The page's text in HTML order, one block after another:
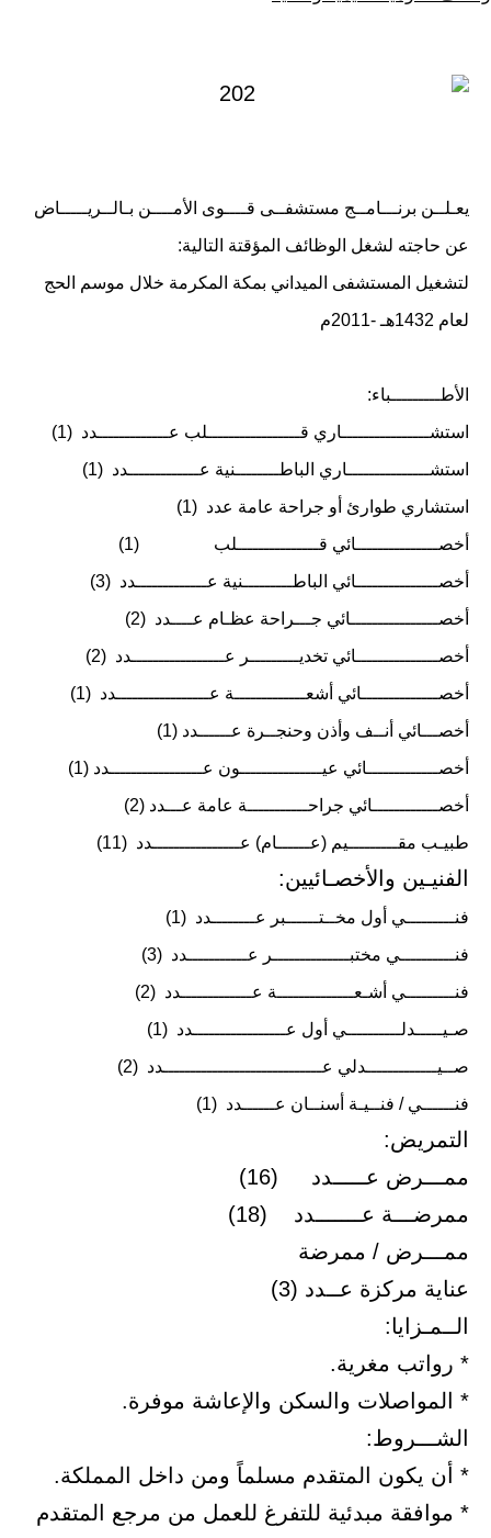
يعـلــن برنـــامــج مستشفــى قــــوى الأمــــن بـالــريـــــاض
عن حاجته لشغل الوظائف المؤقتة التالية:
لتشغيل المستشفى الميداني بمكة المكرمة خلال موسم الحج
لعام 1432هـ -2011م
الأطـــــــــباء:
استشــــــــــــــــاري قـــــــــــــــــلب عـــــــــــــدد (1)
استشـــــــــــــــاري الباطــــــــنية عـــــــــــــدد (1)
استشاري طوارئ أو جراحة عامة عدد (1)
أخصـــــــــــــــائي قـــــــــــــــلب (1)
أخصـــــــــــــــائي الباطـــــــــنية عـــــــــــــدد (3)
أخصــــــــــــــــائي جـــراحة عظـام عــــدد (2)
أخصـــــــــــــــائي تخديـــــــــر عـــــــــــــــــدد (2)
أخصــــــــــــــائي أشعـــــــــــــة عـــــــــــــــــدد (1)
أخصـــائي أنــف وأذن وحنجــرة عــــــدد (1)
أخصـــــــــــــائي عيـــــــــــــــون عـــــــــــــــــدد (1)
أخصــــــــــــائي جراحـــــــــــة عامة عـــدد (2)
طبيـب مقـــــــــيم (عــــــام) عــــــــــــــــدد (11)
الفنيـين والأخصـائيين:
فنـــــــــي أول مخــتــــــبر عــــــــدد (1)
فنــــــــــي مختبــــــــــــــر عـــــــــــدد (3)
فنـــــــــي أشـعــــــــــــــة عـــــــــــــدد (2)
صـيـــــدلــــــــــي أول عـــــــــــــــــدد (1)
صــيـــــــــــــدلي عـــــــــــــــــــــــــــــدد (2)
فنــــــي / فنــيـة أسنــان عــــــدد (1)
التمريض:
ممـــرض عـــــدد (16)
ممرضـــة عـــــــدد (18)
ممـــرض / ممرضة
عناية مركزة عــدد (3)
الــمـزايا:
* رواتب مغرية.
* المواصلات والسكن والإعاشة موفرة.
الشـــروط:
* أن يكون المتقدم مسلماً ومن داخل المملكة.
* موافقة مبدئية للتفرغ للعمل من مرجع المتقدم